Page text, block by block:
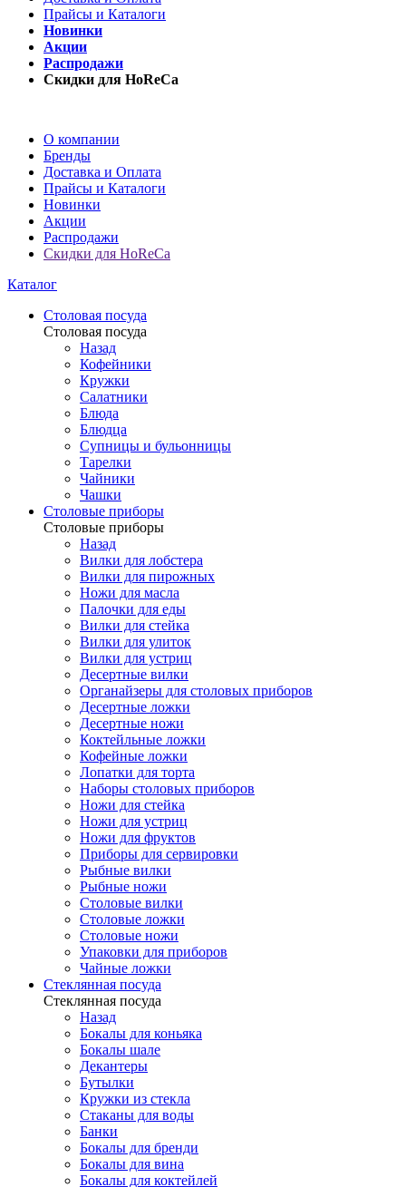
Прайсы и Каталоги
Новинки
Акции
Распродажи
Скидки для HoReCa
О компании
Бренды
Доставка и Оплата
Прайсы и Каталоги
Новинки
Акции
Распродажи
Скидки для HoReCa
Каталог
Столовая посуда
Столовая посуда
Назад
Кофейники
Кружки
Салатники
Блюда
Блюдца
Супницы и бульонницы
Тарелки
Чайники
Чашки
Cтоловые приборы
Cтоловые приборы
Назад
Вилки для лобстера
Вилки для пирожных
Ножи для масла
Палочки для еды
Вилки для стейка
Вилки для улиток
Вилки для устриц
Десертные вилки
Органайзеры для столовых приборов
Десертные ложки
Десертные ножи
Коктейльные ложки
Кофейные ложки
Лопатки для торта
Наборы столовых приборов
Ножи для стейка
Ножи для устриц
Ножи для фруктов
Приборы для сервировки
Рыбные вилки
Рыбные ножи
Столовые вилки
Столовые ложки
Столовые ножи
Упаковки для приборов
Чайные ложки
Стеклянная посуда
Стеклянная посуда
Назад
Бокалы для коньяка
Бокалы шале
Декантеры
Бутылки
Кружки из стекла
Стаканы для воды
Банки
Бокалы для бренди
Бокалы для вина
Бокалы для коктейлей